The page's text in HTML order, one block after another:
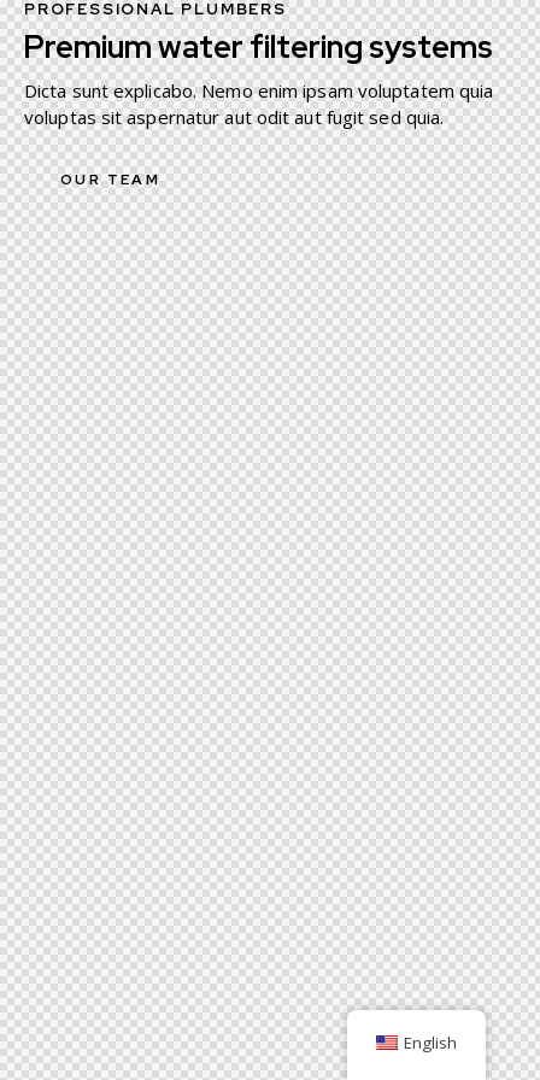
PROFESSIONAL PLUMBERS
Premium water filtering systems
Dicta sunt explicabo. Nemo enim ipsam voluptatem quia
voluptas sit aspernatur aut odit aut fugit sed quia.
OUR TEAM
English